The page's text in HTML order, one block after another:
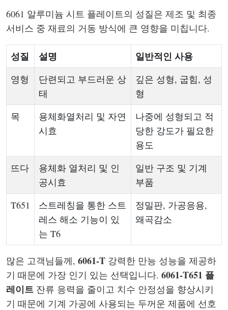
6061 알루미늄 시트 플레이트의 성질은 제조 및 최종
서비스 중 재료의 거동 방식에 큰 영향을 미칩니다.
성질 설명 일반적인 사용
영형
단련되고 부드러운 상
태
깊은 성형, 굽힘, 성
형
목
용체화열처리 및 자연
시효
나중에 성형되고 적
당한 강도가 필요한
용도
뜨다
용체화 열처리 및 인
공시효
일반 구조 및 기계
부품
T651
스트레칭을 통한 스트
레스 해소 기능이 있
는 T6
정밀판, 가공응용,
왜곡감소
많은 고객님들께, 6061-T 강력한 만능 성능을 제공하
기 때문에 가장 인기 있는 선택입니다. 6061-T651 플
레이트 잔류 응력을 줄이고 치수 안정성을 향상시키
기 때문에 기계 가공에 사용되는 두꺼운 제품에 선호